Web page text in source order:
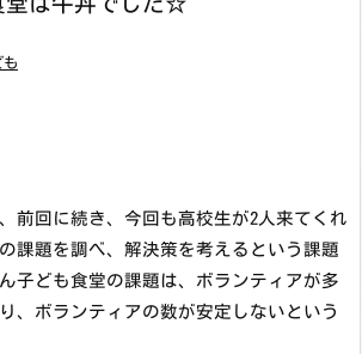
も
前回に続き、今回も高校生が2人来てくれ
課題を調べ、解決策を考えるという課題
子ども食堂の課題は、ボランティアが多
、ボランティアの数が安定しないという